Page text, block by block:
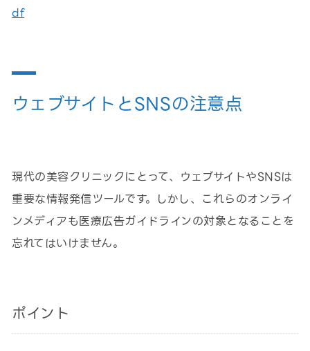
df
ウェブサイトとSNSの注意点
現代の美容クリニックにとって、ウェブサイトやSNSは
重要な情報発信ツールです。しかし、これらのオンライ
ンメディアも医療広告ガイドラインの対象となることを
忘れてはいけません。
ポイント